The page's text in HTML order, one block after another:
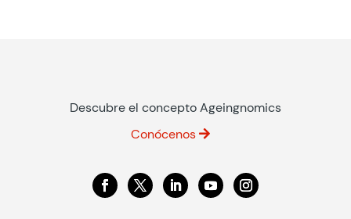
Descubre el concepto Ageingnomics
Conócenos